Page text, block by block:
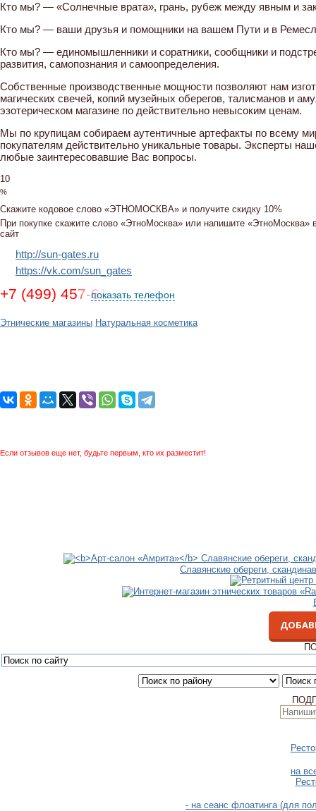
Кто мы? — «Солнечные врата», грань, рубеж между явным и
Кто мы? — ваши друзья и помощники на вашем Пути и в
Кто мы? — единомышленники и соратники, сообщники и
развития, самопознания и самоопределения.
Собственные производственные мощности позволяют нам
магических свечей, копий музейных оберегов, талисманов и
эзотерическом магазине по действительно невысоким ценам.
Мы по крупицам собираем аутентичные артефакты по всему
покупателям действительно уникальные товары. Эксперты
любые заинтересовавшие Вас вопросы.
10
%
Скажите кодовое слово «ЭТНОМОСКВА» и получите скидку 10%
При покупке скажите слово «ЭтноМосква» или напишите «ЭтноМосква»
сайт
http://sun-gates.ru
https://vk.com/sun_gates
+7 (499) 457-61-79, +7 (985) 135-11-33
показать телефон
Этнические магазины Натуральная косметика
Если отзывов еще нет, будьте первым, кто их разместит!
Славянские обереги,
на
- на сеанс флоатинга (для